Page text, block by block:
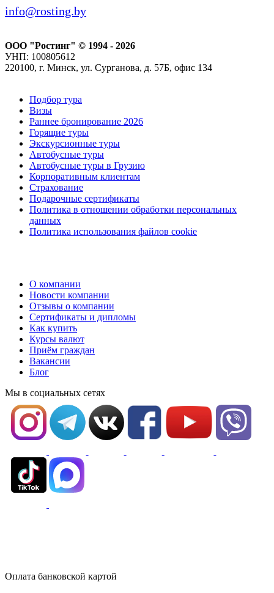
info@rosting.by
ООО "Ростинг" © 1994 - 2026
УНП: 100805612
220100, г. Минск, ул. Сурганова, д. 57Б, офис 134
Подбор тура
Визы
Раннее бронирование 2026
Горящие туры
Экскурсионные туры
Автобусные туры
Автобусные туры в Грузию
Корпоративным клиентам
Страхование
Подарочные сертификаты
Политика в отношении обработки персональных
данных
Политика использования файлов cookie
О компании
Новости компании
Отзывы о компании
Сертификаты и дипломы
Как купить
Курсы валют
Приём граждан
Вакансии
Блог
Мы в социальных сетях
Оплата банковской картой